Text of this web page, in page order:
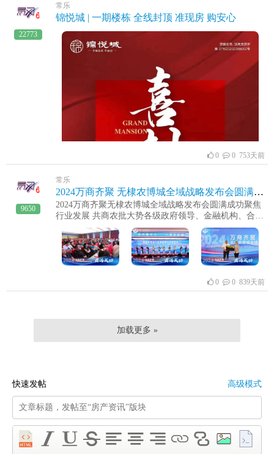
配套补贴：凡符合补助条件的博士、硕士、本科生（含
技工院校预备技师班毕业生），分别给予15万元、5万
元、2万元县级配套购房补助，分3年发放到位,每年的发
放比例参照市级补贴发放比例。2022年7月1日之前符合
申领条件的人员按原政策补助标准申报。政策依据：关
于印发《滨州市大学生生活补助实施细则》、《滨州市
大学生购房补助实施细则》、《滨州市大学生实训补助
实施细则》的通知 滨人社发〔2022〕18号网址链接：
http://rs.binzhou.gov.cn/art/2022/11/18/
二、补贴申报时间补助申报截止时间2024年10月30日
17:30。三、补贴申报程序符合条件的大学生购房补助采
取网上申报方式进行。申领人登录滨州市人力资源和社
会保障局门户网站首页“滨州市高层次人才服务”板块，
(http://rs.binzhou.gov.cn/col/col164694/index.html）。具
核→税收收入缴纳地县（市、区）人社部门审核。附件
1：个人申请购房补助承诺书无棣县公共就业和人才服
务中心2024年 10月16日
22773
常乐
锦悦城 | 一期楼栋 全线封顶 准现房 购安心
0 0 753天前
9650
常乐
2024万商齐聚 无棣农博城全域战略发布会圆满成功
2024万商齐聚无棣农博城全域战略发布会圆满成功聚焦
行业发展 共商农批大势各级政府领导、金融机构、合作
单位及500位农批商户莅临现场无棣农博城入驻品牌商
代表签约无棣县农博城政务服务站，便民服务中心，授
牌棣丰街道党工委书记 唐志强 致辞农博城懂事 李亚男
详细介绍项目的建设、运营与未来40年来自无棣本地阳
上台展示省农担为无棣农博城战略合作授信公司财务、
工程、人力、办公室等工作人员上台展示
0 0 839天前
加载更多 »
快速发帖 高级模式